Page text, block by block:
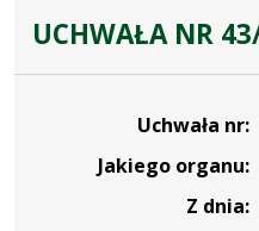
UCHWAŁA NR
Uchwała nr:
Jakiego organu:
Z dnia: